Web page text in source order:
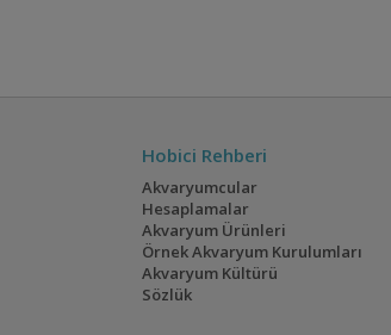
Hobici Rehberi
Akvaryumcular
Hesaplamalar
Akvaryum Ürünleri
Örnek Akvaryum Kurulumları
Akvaryum Kültürü
Sözlük